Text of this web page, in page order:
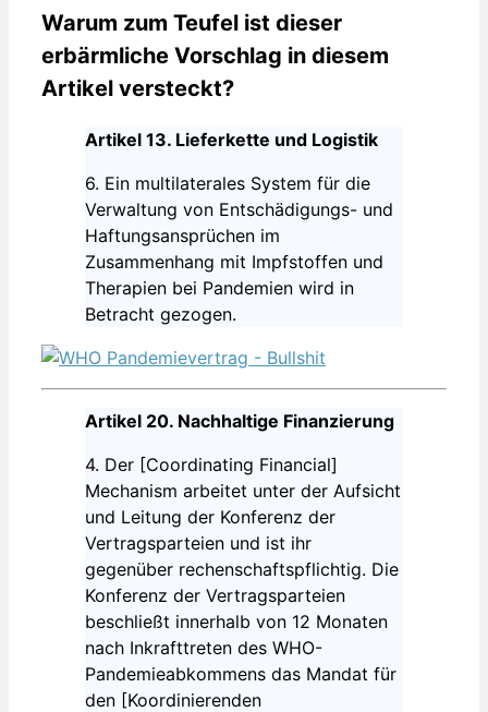
Warum zum Teufel ist dieser
erbärmliche Vorschlag in diesem
Artikel versteckt?
Artikel 13. Lieferkette und Logistik
6. Ein multilaterales System für die
Verwaltung von Entschädigungs- und
Haftungsansprüchen im
Zusammenhang mit Impfstoffen und
Therapien bei Pandemien wird in
Betracht gezogen.
Artikel 20. Nachhaltige Finanzierung
4. Der [Coordinating Financial]
Mechanism arbeitet unter der Aufsicht
und Leitung der Konferenz der
Vertragsparteien und ist ihr
gegenüber rechenschaftspflichtig. Die
Konferenz der Vertragsparteien
beschließt innerhalb von 12 Monaten
nach Inkrafttreten des WHO-
Pandemieabkommens das Mandat für
den [Koordinierenden